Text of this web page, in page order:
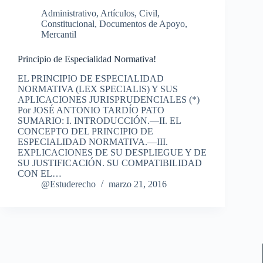
Administrativo, Artículos, Civil,
Constitucional, Documentos de Apoyo,
Mercantil
Principio de Especialidad Normativa!
EL PRINCIPIO DE ESPECIALIDAD
NORMATIVA (LEX SPECIALIS) Y SUS
APLICACIONES JURISPRUDENCIALES (*)
Por JOSÉ ANTONIO TARDÍO PATO
SUMARIO: I. INTRODUCCIÓN.—II. EL
CONCEPTO DEL PRINCIPIO DE
ESPECIALIDAD NORMATIVA.—III.
EXPLICACIONES DE SU DESPLIEGUE Y DE
SU JUSTIFICACIÓN. SU COMPATIBILIDAD
CON EL…
@Estuderecho
marzo 21, 2016